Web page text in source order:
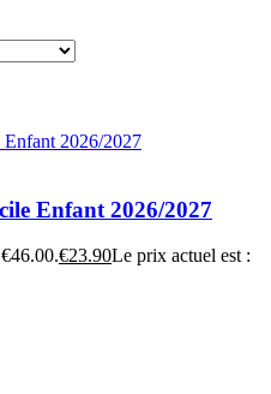
Enfant 2026/2027
€23.90Le prix actuel est :